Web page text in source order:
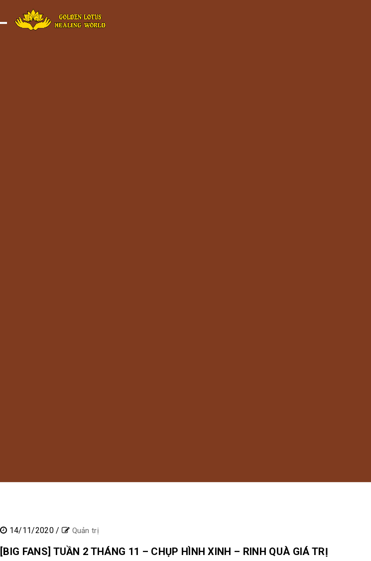
Toggle navigation
14/11/2020 / Quản trị
[BIG FANS] TUẦN 2 THÁNG 11 – CHỤP HÌNH XINH – RINH QUÀ GIÁ TRỊ